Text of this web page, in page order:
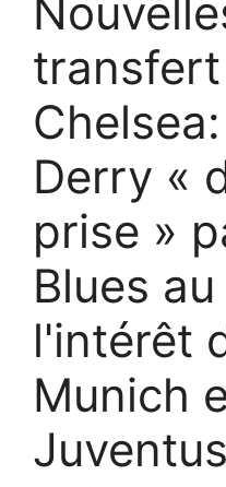
Derry «
prise »
Blues
l'intérêt
Munich
Juventus